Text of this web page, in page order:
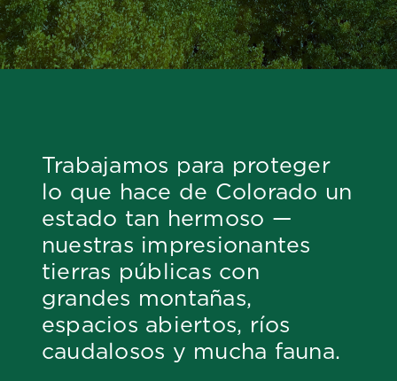
Trabajamos para proteger
lo que hace de Colorado un
estado tan hermoso —
nuestras impresionantes
tierras públicas con
grandes montañas,
espacios abiertos, ríos
caudalosos y mucha fauna.